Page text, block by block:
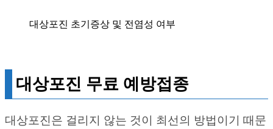
대상포진 초기증상 및 전염성 여부
대상포진 무료 예방접종
대상포진은 걸리지 않는 것이 최선의 방법이기 때문